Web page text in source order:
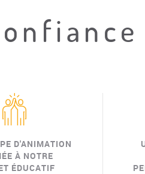
D'ANIMATION
À NOTRE
ÉDUCATIF